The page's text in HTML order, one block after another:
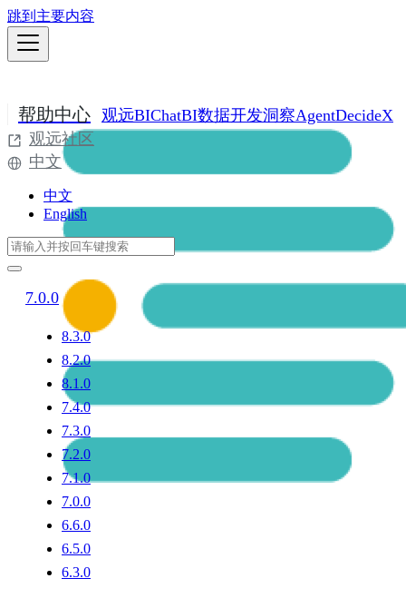
跳到主要内容
帮助中心 观远BIChatBI数据开发洞察AgentDecideX
观远社区
中文
中文
English
7.0.0
8.3.0
8.2.0
8.1.0
7.4.0
7.3.0
7.2.0
7.1.0
7.0.0
6.6.0
6.5.0
6.3.0